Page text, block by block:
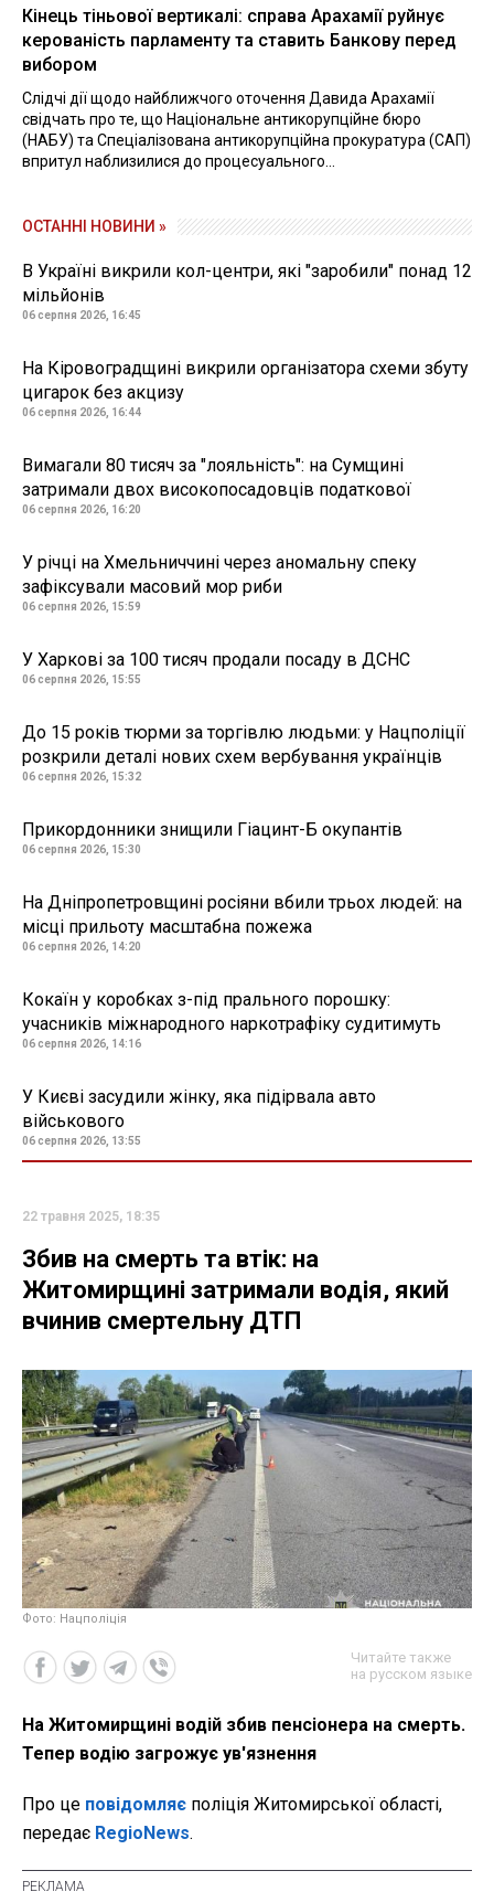
Кінець тіньової вертикалі: справа Арахамії руйнує
керованість парламенту та ставить Банкову перед
вибором
Слідчі дії щодо найближчого оточення Давида Арахамії
свідчать про те, що Національне антикорупційне бюро
(НАБУ) та Спеціалізована антикорупційна прокуратура (САП)
впритул наблизилися до процесуального...
ОСТАННІ НОВИНИ »
В Україні викрили кол-центри, які "заробили" понад 12
мільйонів
06 серпня 2026, 16:45
На Кіровоградщині викрили організатора схеми збуту
цигарок без акцизу
06 серпня 2026, 16:44
Вимагали 80 тисяч за "лояльність": на Сумщині
затримали двох високопосадовців податкової
06 серпня 2026, 16:20
У річці на Хмельниччині через аномальну спеку
зафіксували масовий мор риби
06 серпня 2026, 15:59
У Харкові за 100 тисяч продали посаду в ДСНС
06 серпня 2026, 15:55
До 15 років тюрми за торгівлю людьми: у Нацполіції
розкрили деталі нових схем вербування українців
06 серпня 2026, 15:32
Прикордонники знищили Гіацинт-Б окупантів
06 серпня 2026, 15:30
На Дніпропетровщині росіяни вбили трьох людей: на
місці прильоту масштабна пожежа
06 серпня 2026, 14:20
Кокаїн у коробках з-під прального порошку:
учасників міжнародного наркотрафіку судитимуть
06 серпня 2026, 14:16
У Києві засудили жінку, яка підірвала авто
військового
06 серпня 2026, 13:55
22 травня 2025, 18:35
Збив на смерть та втік: на
Житомирщині затримали водія, який
вчинив смертельну ДТП
Фото: Нацполіція
Читайте также
на русском языке
На Житомирщині водій збив пенсіонера на смерть.
Тепер водію загрожує ув'язнення
Про це повідомляє поліція Житомирської області,
передає RegioNews.